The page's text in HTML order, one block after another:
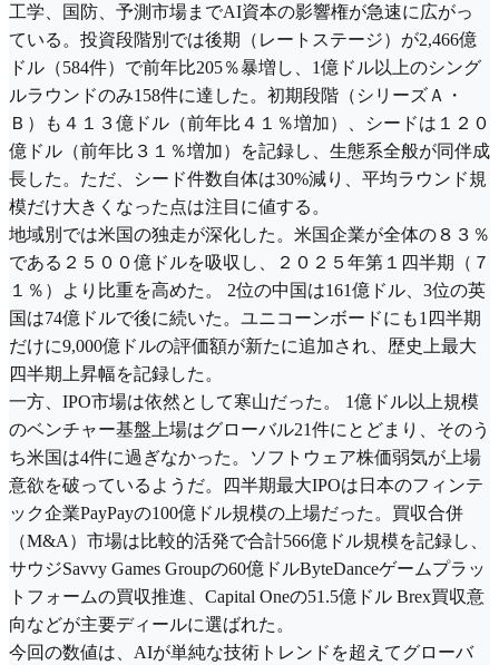
工学、国防、予測市場までAI資本の影響権が急速に広がっ
ている。投資段階別では後期（レートステージ）が2,466億
ドル（584件）で前年比205％暴増し、1億ドル以上のシング
ルラウンドのみ158件に達した。初期段階（シリーズＡ・
Ｂ）も４１３億ドル（前年比４１％増加）、シードは１２０
億ドル（前年比３１％増加）を記録し、生態系全般が同伴成
長した。ただ、シード件数自体は30%減り、平均ラウンド規
模だけ大きくなった点は注目に値する。
地域別では米国の独走が深化した。米国企業が全体の８３％
である２５００億ドルを吸収し、２０２５年第１四半期（７
１％）より比重を高めた。 2位の中国は161億ドル、3位の英
国は74億ドルで後に続いた。ユニコーンボードにも1四半期
だけに9,000億ドルの評価額が新たに追加され、歴史上最大
四半期上昇幅を記録した。
一方、IPO市場は依然として寒山だった。 1億ドル以上規模
のベンチャー基盤上場はグローバル21件にとどまり、そのう
ち米国は4件に過ぎなかった。ソフトウェア株価弱気が上場
意欲を破っているようだ。四半期最大IPOは日本のフィンテ
ック企業PayPayの100億ドル規模の上場だった。買収合併
（M&A）市場は比較的活発で合計566億ドル規模を記録し、
サウジSavvy Games Groupの60億ドルByteDanceゲームプラッ
トフォームの買収推進、Capital Oneの51.5億ドル Brex買収意
向などが主要ディールに選ばれた。
今回の数値は、AIが単純な技術トレンドを超えてグローバ